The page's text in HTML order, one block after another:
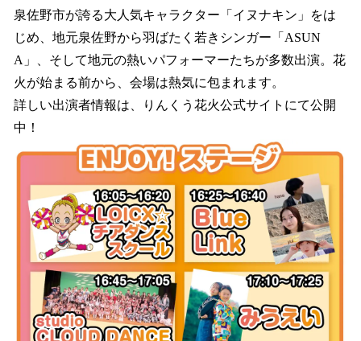
泉佐野市が誇る大人気キャラクター「イヌナキン」をは
じめ、地元泉佐野から羽ばたく若きシンガー「ASUN
A」、そして地元の熱いパフォーマーたちが多数出演。花
火が始まる前から、会場は熱気に包まれます。
詳しい出演者情報は、りんくう花火公式サイトにて公開
中！